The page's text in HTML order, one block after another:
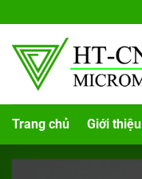
đến
nội
dung
Trang chủ Giới thiệu